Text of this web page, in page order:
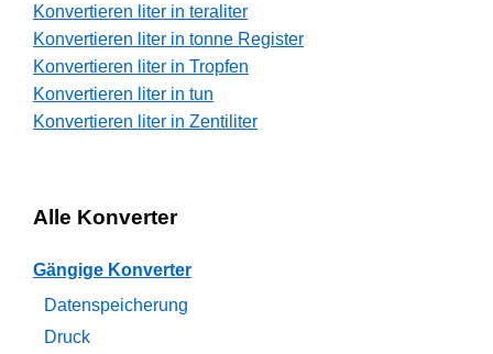
Konvertieren liter in teraliter
Konvertieren liter in tonne Register
Konvertieren liter in Tropfen
Konvertieren liter in tun
Konvertieren liter in Zentiliter
Alle Konverter
Gängige Konverter
Datenspeicherung
Druck